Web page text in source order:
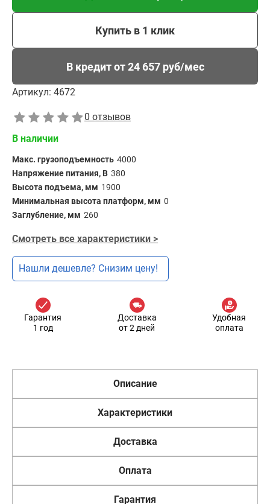
Купить в 1 клик
В кредит от 24 657 руб/мес
Артикул: 4672
0 отзывов
В наличии
Макс. грузоподъемность 4000
Напряжение питания, В 380
Высота подъема, мм 1900
Минимальная высота платформ, мм 0
Заглубление, мм 260
Смотреть все характеристики >
Нашли дешевле? Снизим цену!
Гарантия
1 год
Доставка
от 2 дней
Удобная
оплата
Описание
Характеристики
Доставка
Оплата
Гарантия